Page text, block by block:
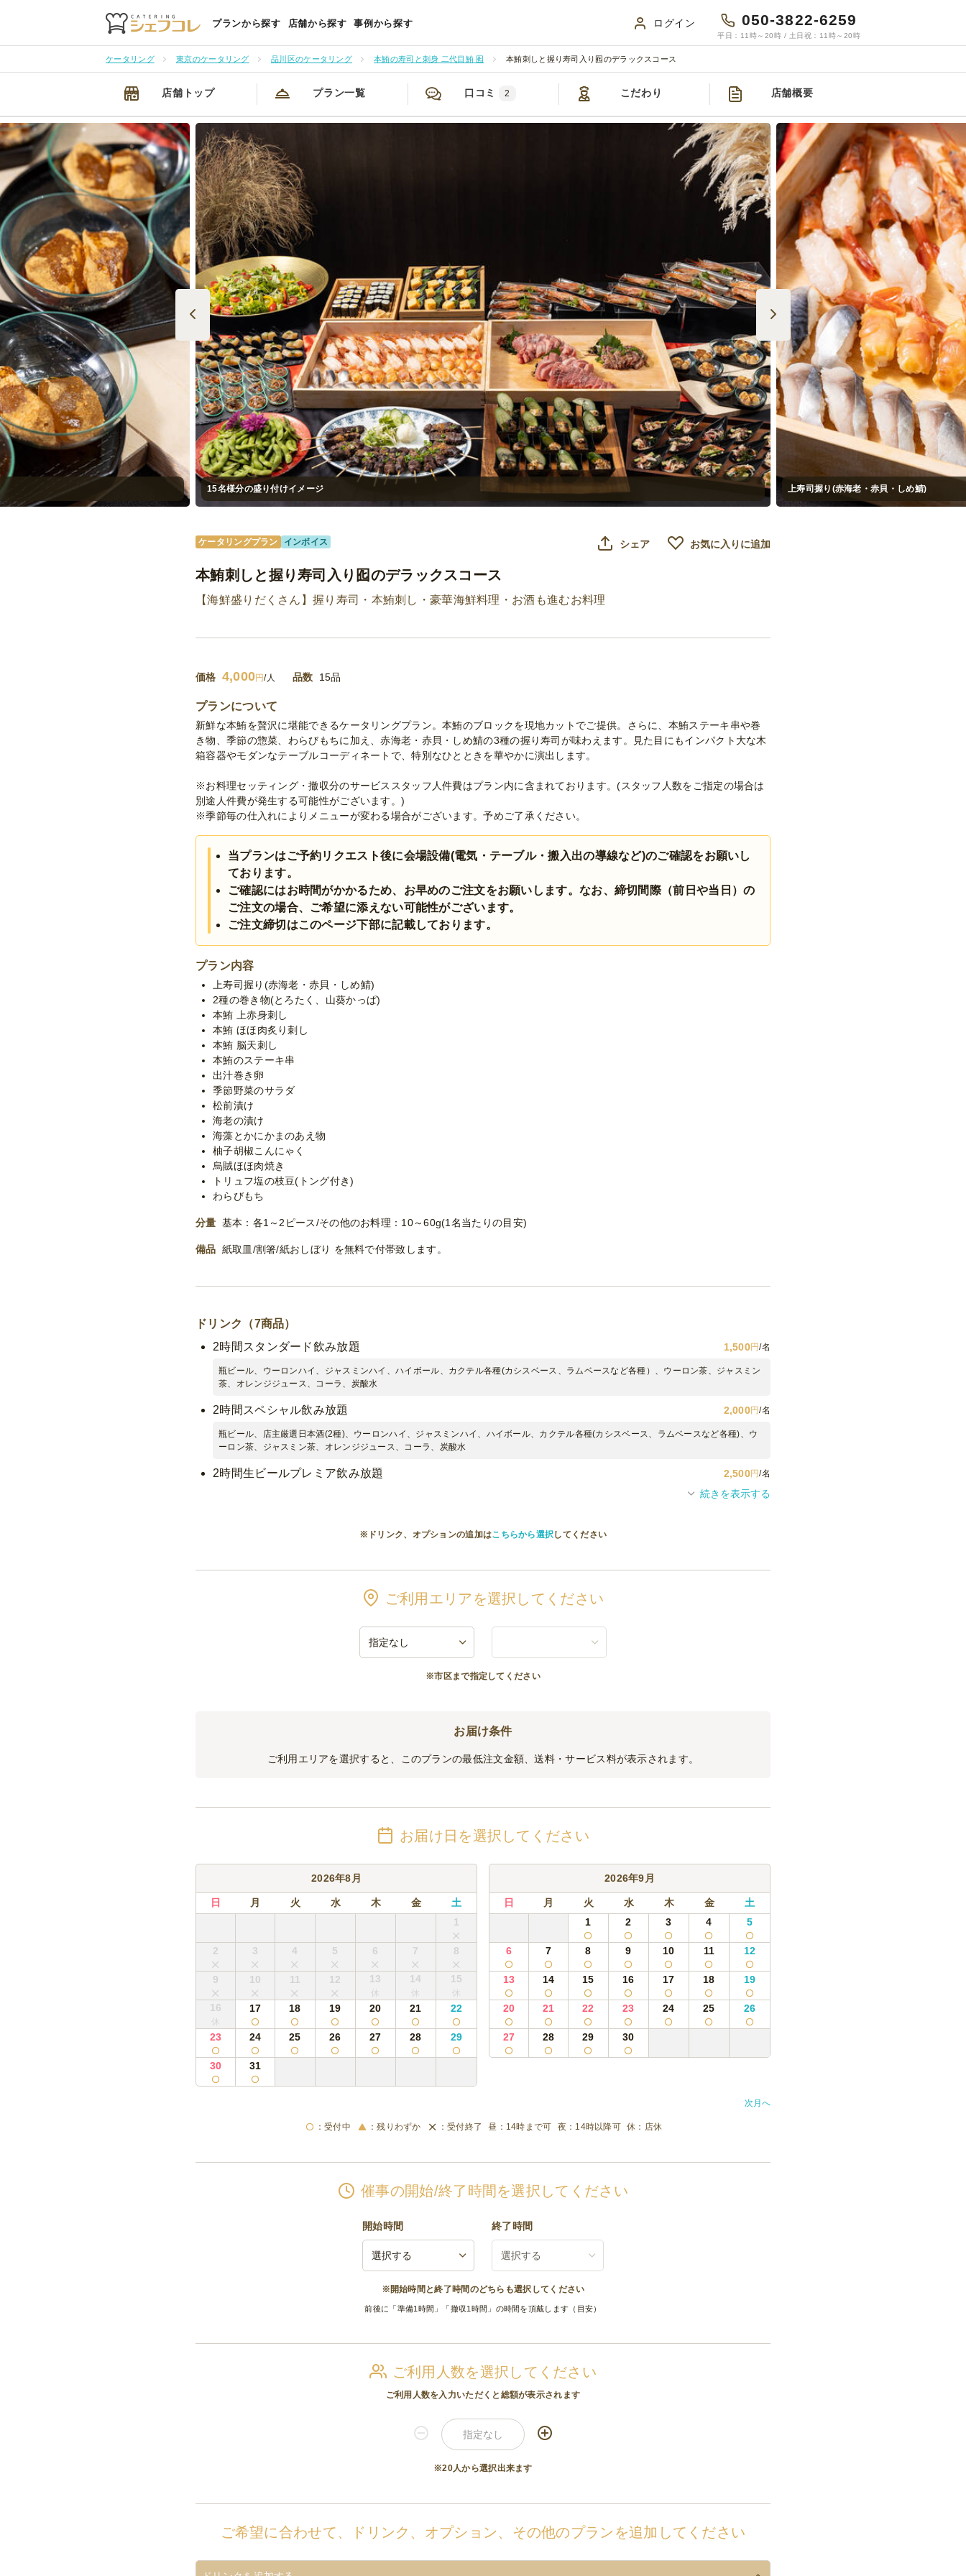
プランから探す 店舗から探す 事例から探す ログイン 050-3822-6259
平日：11時～20時 / 土日祝：11時～20時
ケータリング 東京のケータリング 品川区のケータリング 本鮪の寿司と刺身 二代目鮪 囮 本鮪刺しと握り寿司入り囮のデラックスコース
店舗トップ プラン一覧 口コミ 2 こだわり 店舗概要
15名様分の盛り付けイメージ 上寿司握り(赤海老・赤貝・しめ鯖)
ケータリングプラン インボイス シェア お気に入りに追加
本鮪刺しと握り寿司入り囮のデラックスコース
【海鮮盛りだくさん】握り寿司・本鮪刺し・豪華海鮮料理・お酒も進むお料理
価格 4,000円/人 品数 15品
プランについて
新鮮な本鮪を贅沢に堪能できるケータリングプラン。本鮪のブロックを現地カットでご提供。さらに、本鮪ステーキ串や巻
き物、季節の惣菜、わらびもちに加え、赤海老・赤貝・しめ鯖の3種の握り寿司が味わえます。見た目にもインパクト大な木
箱容器やモダンなテーブルコーディネートで、特別なひとときを華やかに演出します。
※お料理セッティング・撤収分のサービススタッフ人件費はプラン内に含まれております。(スタッフ人数をご指定の場合は
別途人件費が発生する可能性がございます。)
※季節毎の仕入れによりメニューが変わる場合がございます。予めご了承ください。
当プランはご予約リクエスト後に会場設備(電気・テーブル・搬入出の導線など)のご確認をお願いし
ております。
ご確認にはお時間がかかるため、お早めのご注文をお願いします。なお、締切間際（前日や当日）の
ご注文の場合、ご希望に添えない可能性がございます。
ご注文締切はこのページ下部に記載しております。
プラン内容
上寿司握り(赤海老・赤貝・しめ鯖)
2種の巻き物(とろたく、山葵かっぱ)
本鮪 上赤身刺し
本鮪 ほほ肉炙り刺し
本鮪 脳天刺し
本鮪のステーキ串
出汁巻き卵
季節野菜のサラダ
松前漬け
海老の漬け
海藻とかにかまのあえ物
柚子胡椒こんにゃく
烏賊ほほ肉焼き
トリュフ塩の枝豆(トング付き)
わらびもち
分量 基本：各1～2ピース/その他のお料理：10～60g(1名当たりの目安)
備品 紙取皿/割箸/紙おしぼり を無料で付帯致します。
ドリンク（7商品）
2時間スタンダード飲み放題
1,500円/名
瓶ビール、ウーロンハイ、ジャスミンハイ、ハイボール、カクテル各種(カシスベース、ラムベースなど各種）、ウーロン茶、ジャスミン
茶、オレンジジュース、コーラ、炭酸水
2時間スペシャル飲み放題 2,000円/名
瓶ビール、店主厳選日本酒(2種)、ウーロンハイ、ジャスミンハイ、ハイボール、カクテル各種(カシスベース、ラムベースなど各種)、ウ
ーロン茶、ジャスミン茶、オレンジジュース、コーラ、炭酸水
2時間生ビールプレミア飲み放題 2,500円/名
生ビール、店主厳選日本酒(3種)ウーロンハイ、ジャスミンハイ、ハイボール、カクテル各種(カシスベース、ラムベースなど各種)、ウー
2時間出張バーテンダープラン
ン茶、オレンジジュース、コーラ、炭酸水
2時間ソフトドリンク飲み放題
飲み放題プラン延長料金(30分)
スタンダード飲み放題、スペシャル飲み放題、生ビールプレミア飲み放題、出張バーテンダープランの30分延長料金になります。
続きを表示する
※ドリンク、オプションの追加はこちらから選択してください
ご利用エリアを選択してください
※市区まで指定してください
お届け条件
ご利用エリアを選択すると、このプランの最低注文金額、送料・サービス料が表示されます。
お届け日を選択してください
2026年8月
日 月 火 水 木 金
土
1
2 3 4 5 6 7 8
9 10 11 12 13 14 15
16 17 18 19 20 21 22
23 24 25 26 27 28 29
30 31
2026年9月
日 月 火 水 木 金
土
1
2 3 4 5
6 7 8 9 10 11 12
13 14 15 16 17 18 19
20 21 22 23 24 25 26
27 28 29 30
次月へ
受付中 残りわずか 受付終了 14時まで可 14時以降可 店休
催事の開始/終了時間を選択してください
開始時間 終了時間
※開始時間と終了時間のどちらも選択してください
前後に「準備1時間」「撤収1時間」の時間を頂戴します（目安）
ご利用人数を選択してください
ご利用人数を入力いただくと総額が表示されます
※20人から選択出来ます
ご希望に合わせて、ドリンク、オプション、その他のプランを追加してください